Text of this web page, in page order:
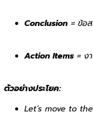
Conclusion = ข้อ
Action Items = ง
ตัวอย่างประโยค:
Let’s move to